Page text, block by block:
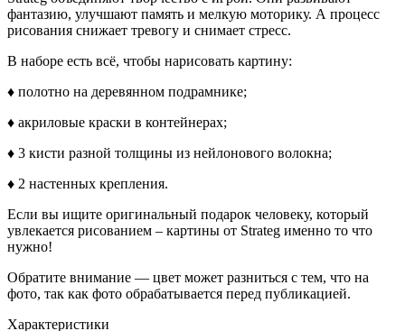
фантазию, улучшают память и мелкую моторику. А процесс
рисования снижает тревогу и снимает стресс.
В наборе есть всё, чтобы нарисовать картину:
♦ полотно на деревянном подрамнике;
♦ акриловые краски в контейнерах;
♦ 3 кисти разной толщины из нейлонового волокна;
♦ 2 настенных крепления.
Если вы ищите оригинальный подарок человеку, который
увлекается рисованием – картины от Strateg именно то что
нужно!
Обратите внимание — цвет может разниться с тем, что на
фото, так как фото обрабатывается перед публикацией.
Характеристики